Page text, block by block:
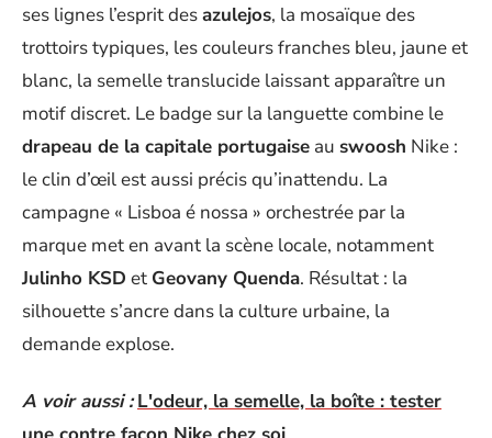
ses lignes l’esprit desazulejos, la mosaïque des
trottoirs typiques, les couleurs franches bleu, jaune et
blanc, la semelle translucide laissant apparaître un
motif discret. Le badge sur la languette combine le
drapeau de la capitale portugaise au swoosh Nike :
le clin d’œil est aussi précis qu’inattendu. La
campagne « Lisboa é nossa » orchestrée par la
marque met en avant la scène locale, notamment
Julinho KSD et Geovany Quenda. Résultat : la
silhouette s’ancre dans la culture urbaine, la
demande explose.
A voir aussi : L'odeur, la semelle, la boîte : tester